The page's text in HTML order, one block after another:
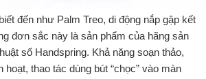
đến như Palm Treo, di động nắp gập kết
đơn sắc này là sản phẩm của hãng sản
số Handspring. Khả năng soạn thảo,
hoạt, thao tác dùng bút “chọc” vào màn